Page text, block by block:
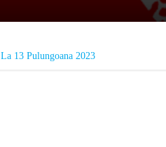
La 13 Pulungoana 2023